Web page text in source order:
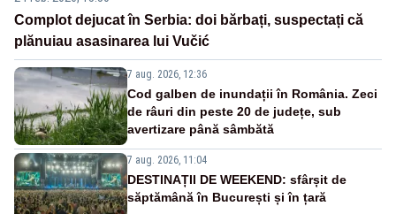
Complot dejucat în Serbia: doi bărbați, suspectați că
plănuiau asasinarea lui Vučić
7 aug. 2026, 12:36
Cod galben de inundații în România. Zeci
de râuri din peste 20 de județe, sub
avertizare până sâmbătă
7 aug. 2026, 11:04
DESTINAȚII DE WEEKEND: sfârșit de
săptămână în București și în țară